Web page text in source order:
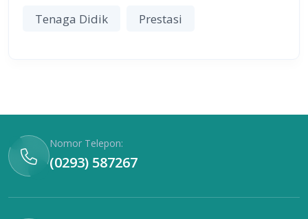
Tenaga Didik Prestasi
Nomor Telepon:
(0293) 587267